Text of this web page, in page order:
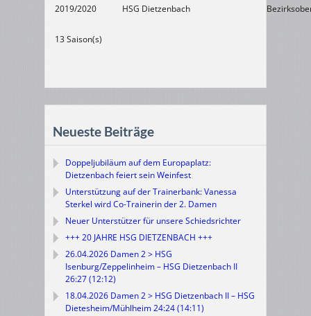
2019/2020
HSG Dietzenbach
13 Saison(s)
Neueste Beiträge
Doppeljubiläum auf dem Europaplatz:
Dietzenbach feiert sein Weinfest
Unterstützung auf der Trainerbank: Vanessa
Sterkel wird Co-Trainerin der 2. Damen
Neuer Unterstützer für unsere Schiedsrichter
+++ 20 JAHRE HSG DIETZENBACH +++
26.04.2026 Damen 2 > HSG
Isenburg/Zeppelinheim – HSG Dietzenbach II
26:27 (12:12)
18.04.2026 Damen 2 > HSG Dietzenbach II – HSG
Dietesheim/Mühlheim 24:24 (14:11)